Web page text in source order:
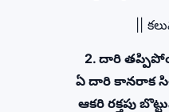
||
2. దారి
ఏ దారి కానరాక
ఆకరి రక్తపు